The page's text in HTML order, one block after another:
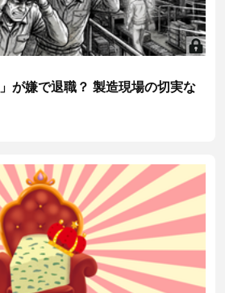
が嫌で退職？ 製造現場の切実な